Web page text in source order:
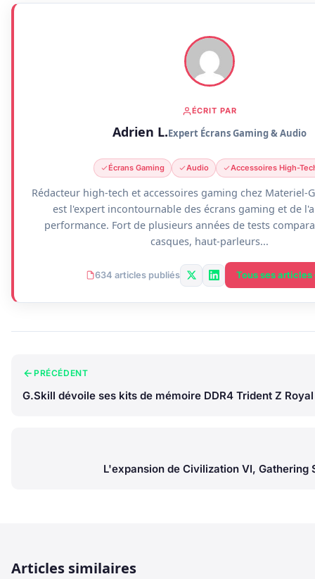
ÉCRIT PAR
Adrien L.Expert Écrans Gaming & Audio
Écrans Gaming Audio Accessoires High-
Rédacteur high-tech et accessoires gaming chez Materiel-
est l'expert incontournable des écrans gaming et de
performance. Fort de plusieurs années de tests
casques, haut-parleurs...
634 articles publiés Tous ses articles
PRÉCÉDENT
G.Skill dévoile ses kits de mémoire DDR4 Trident Z Royal
L'expansion de Civilization VI, Gathering
Articles similaires